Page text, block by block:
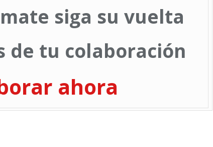
siga su vuelta
de tu colaboración
ahora